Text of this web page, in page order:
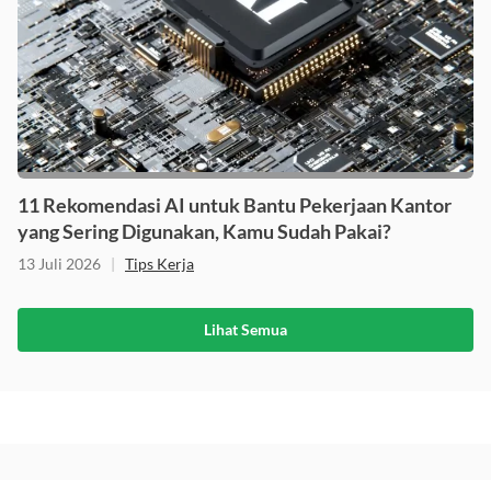
11 Rekomendasi AI untuk Bantu Pekerjaan Kantor
yang Sering Digunakan, Kamu Sudah Pakai?
13 Juli 2026 | Tips Kerja
Lihat Semua